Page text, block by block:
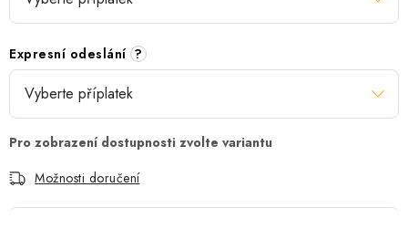
Expresní odeslání ?
Možnosti doručení